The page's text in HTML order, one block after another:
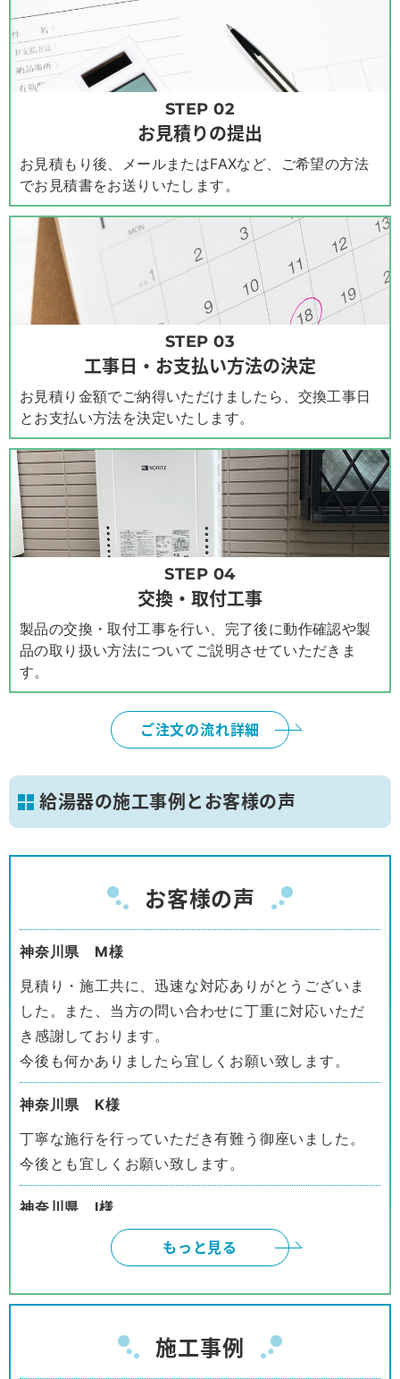
STEP 02
お見積りの提出
お見積もり後、メールまたはFAXなど、ご希望の方法
でお見積書をお送りいたします。
STEP 03
工事日・お支払い方法の決定
お見積り金額でご納得いただけましたら、交換工事日
とお支払い方法を決定いたします。
STEP 04
交換・取付工事
製品の交換・取付工事を行い、完了後に動作確認や製
品の取り扱い方法についてご説明させていただきま
す。
ご注文の流れ詳細
給湯器の施工事例とお客様の声
お客様の声
神奈川県 M様
見積り・施工共に、迅速な対応ありがとうございま
した。また、当方の問い合わせに丁重に対応いただ
き感謝しております。
今後も何かありましたら宜しくお願い致します。
神奈川県 K様
丁寧な施行を行っていただき有難う御座いました。
今後とも宜しくお願い致します。
神奈川県 I様
インターネットは、頼みにくいと、思っておりまし
たが、御社のように対応して頂けると、有り難いで
す。本当に有り難うございました。
神奈川県 W様
もっと見る
施工事例